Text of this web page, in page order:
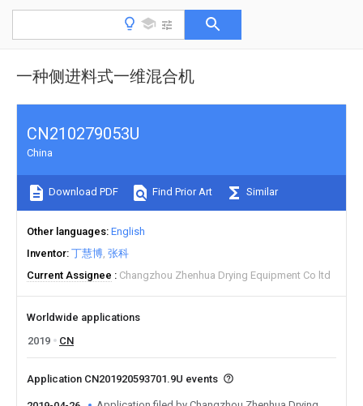
一种侧进料式一维混合机
CN210279053U
China
Download PDF Find Prior Art Similar
Other languages English
Inventor 丁慧博 张科
Current Assignee
Changzhou Zhenhua Drying Equipment Co ltd
Worldwide applications
2019
CN
Application CN201920593701.9U events